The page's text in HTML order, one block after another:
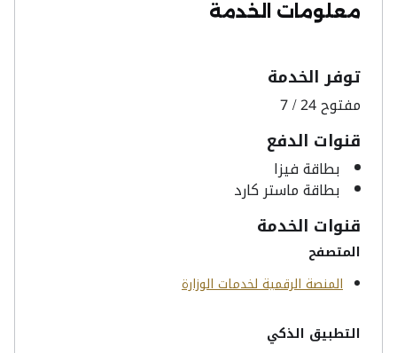
معلومات الخدمة
توفر الخدمة
مفتوح 24 / 7
قنوات الدفع
بطاقة فيزا
بطاقة ماستر كارد
قنوات الخدمة
المتصفح
المنصة الرقمية لخدمات الوزارة
التطبيق الذكي